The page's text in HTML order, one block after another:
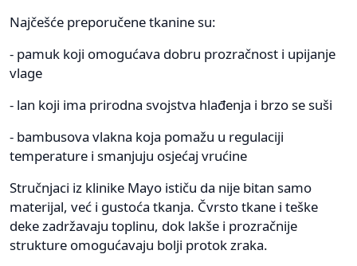
Najčešće preporučene tkanine su:
- pamuk koji omogućava dobru prozračnost i upijanje
vlage
- lan koji ima prirodna svojstva hlađenja i brzo se suši
- bambusova vlakna koja pomažu u regulaciji
temperature i smanjuju osjećaj vrućine
Stručnjaci iz klinike Mayo ističu da nije bitan samo
materijal, već i gustoća tkanja. Čvrsto tkane i teške
deke zadržavaju toplinu, dok lakše i prozračnije
strukture omogućavaju bolji protok zraka.